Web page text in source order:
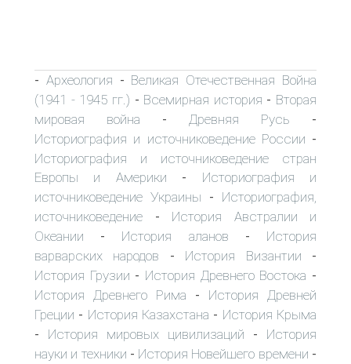
- Археология - Великая Отечественная Война
(1941 - 1945 гг.) - Всемирная история - Вторая
мировая война - Древняя Русь -
Историография и источниковедение России -
Историография и источниковедение стран
Европы и Америки - Историография и
источниковедение Украины - Историография,
источниковедение - История Австралии и
Океании - История аланов - История
варварских народов - История Византии -
История Грузии - История Древнего Востока -
История Древнего Рима - История Древней
Греции - История Казахстана - История Крыма
- История мировых цивилизаций - История
науки и техники - История Новейшего времени -